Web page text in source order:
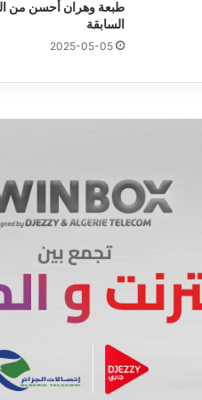
طبعة وهران أحسن من
السابقة
2025-05-05